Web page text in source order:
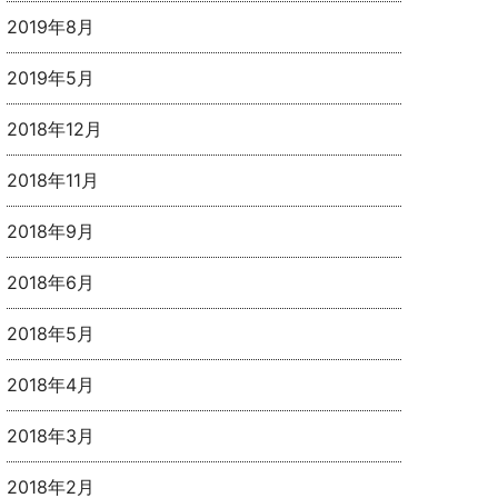
2019年8月
2019年5月
2018年12月
2018年11月
2018年9月
2018年6月
2018年5月
2018年4月
2018年3月
2018年2月